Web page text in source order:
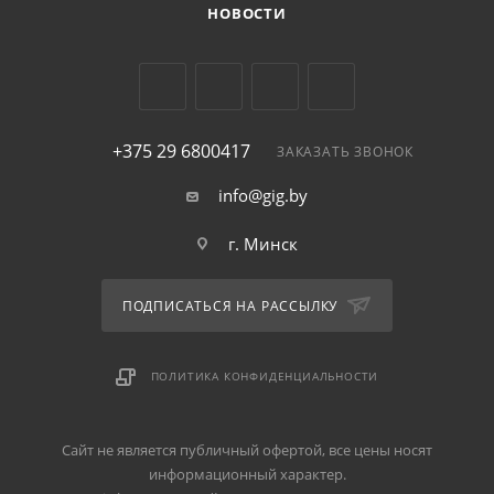
НОВОСТИ
+375 29 6800417 ЗАКАЗАТЬ ЗВОНОК
info@gig.by
г. Минск
ПОДПИСАТЬСЯ НА РАССЫЛКУ
ПОЛИТИКА КОНФИДЕНЦИАЛЬНОСТИ
Сайт не является публичный офертой, все цены носят
информационный характер.